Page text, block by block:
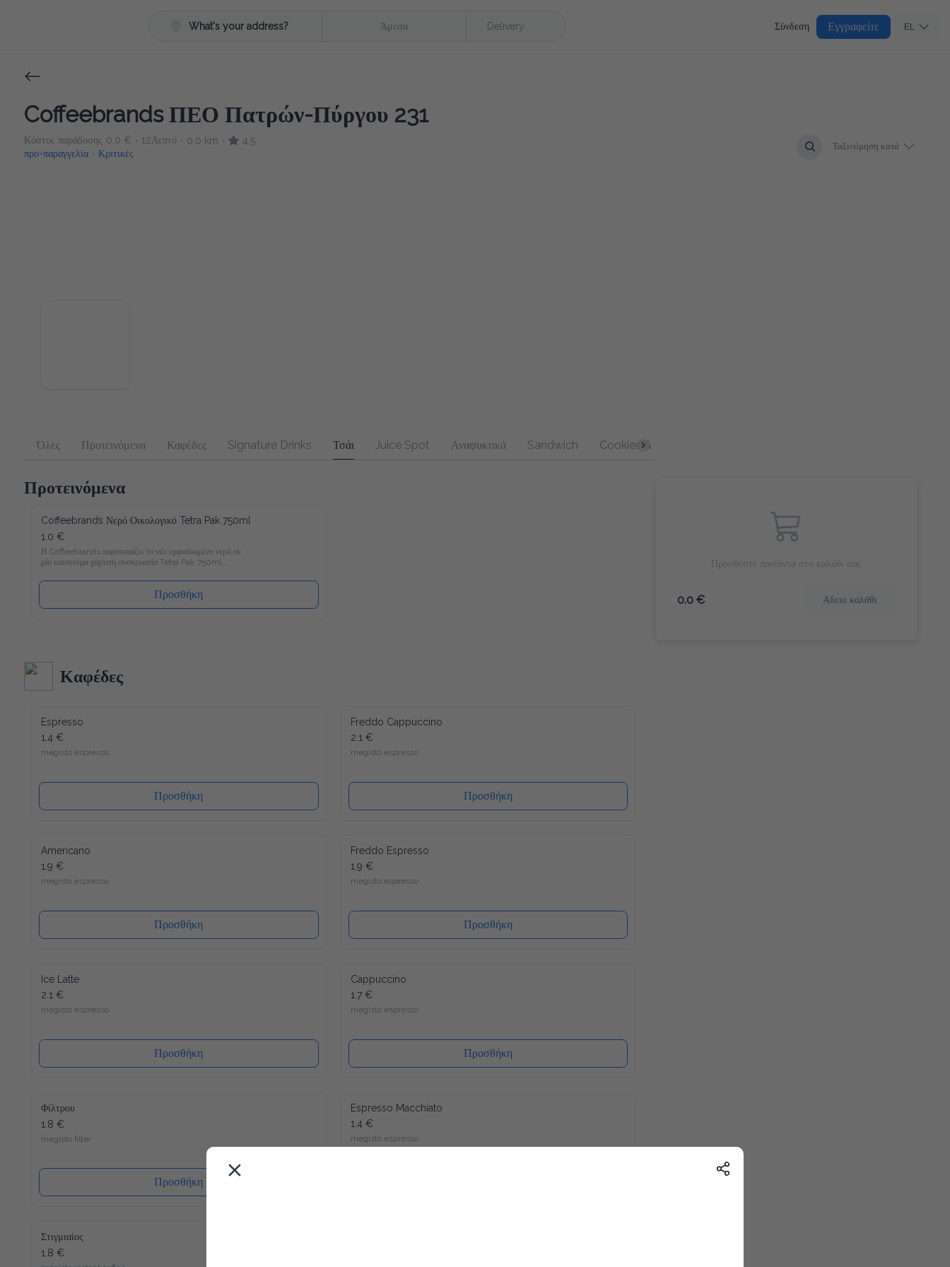
What's your address? Άμεσα Delivery Σύνδεση Εγγραφείτε EL
Coffeebrands ΠΕΟ Πατρών-Πύργου 231
Κόστος παράδοσης 0.0 € • 12Λεπτό • 0.0 km •
4.5
προ-παραγγελία • Κριτικές
Ταξινόμηση κατά
Όλες Προτεινόμενα Καφέδες Signature Drinks Τσάι Juice Spot Αναψυκτικά Sandwich Cookies & Bites
Προτεινόμενα
Coffeebrands Νερό Οικολογικό Tetra Pak 750ml
1.0 €
Η Coffeebrands παρουσιάζει το νέο εμφιαλωμένο νερό σε
μία καινοτόμα χάρτινη συσκευασία Tetra Pak 750ml.
ιδανικές αναλογίες μετάλλων και σε χάρτινη συσκευασία Tetra
Pak που θα επιτρέπει στους καταναλωτές μας να
απολαμβάνουν το εμφιαλωμένο νερό με νέο και φιλικό προς
λιγότερο δυνατό αντίκτυπο στο περιβάλλον. Ενώ ένα άλλο
πλεονέκτημα είναι ότι το καπάκι κλείνει ξανά, μετά από κάθε
χρήση, έτσι ώστε το νερό να διατηρείται πάντα φρέσκο ​​και
Προσθήκη
Καφέδες
Espresso
1.4 €
megisto espresso
Προσθήκη
Freddo Cappuccino
2.1 €
megisto espresso
Προσθήκη
Americano
1.9 €
megisto espresso
Προσθήκη
Freddo Espresso
1.9 €
megisto espresso
Προσθήκη
Ice Latte
2.1 €
megisto espresso
Προσθήκη
Cappuccino
1.7 €
megisto espresso
Προσθήκη
Φίλτρου
1.8 €
megisto filter
Προσθήκη
Espresso Macchiato
1.4 €
megisto espresso
Στιγμιαίος
1.8 €
Προσθέστε προϊόντα στο καλάθι σας
0.0 € Αδειο καλάθι